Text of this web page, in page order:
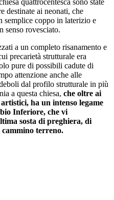
destinate ai neonati, che
semplice coppo in laterizio e
senso rovesciato.
a un completo risanamento e
precarietà strutturale era
pure di possibili cadute di
attenzione anche alle
dal profilo strutturale in più
a questa chiesa, che oltre ai
ha un intenso legame
Inferiore, che vi
sosta di preghiera, di
cammino terreno.